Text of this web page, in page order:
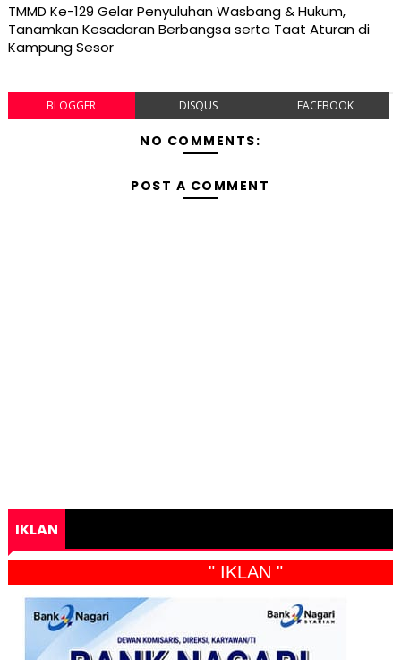
TMMD Ke-129 Gelar Penyuluhan Wasbang & Hukum,
Tanamkan Kesadaran Berbangsa serta Taat Aturan di
Kampung Sesor
BLOGGER DISQUS FACEBOOK
NO COMMENTS:
POST A COMMENT
IKLAN
" IKLAN "